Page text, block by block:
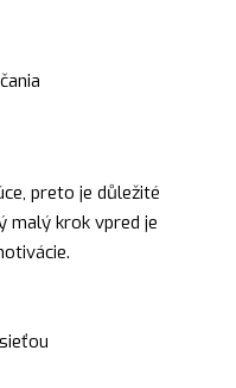
preto je důležité
malý krok vpred je